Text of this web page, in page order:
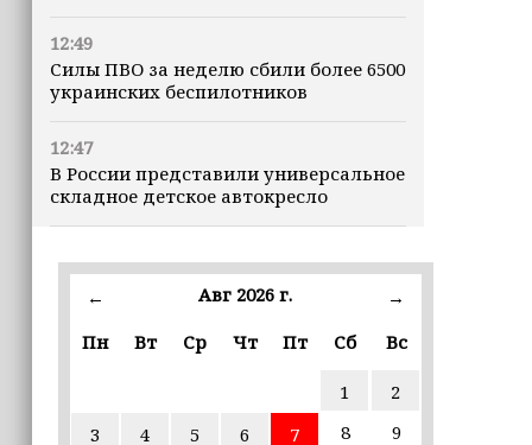
12:49
Силы ПВО за неделю сбили более 6500
украинских беспилотников
12:47
В России представили универсальное
складное детское автокресло
Невролог рассказала, как за минуту
определить инсульт
11:56
В селе Геремчук проводят капремонт
← Авг 2026 г.
→
Пн
Вт Ср Чт Пт Сб Вс
1
2
3
4 5 6 7 8
9